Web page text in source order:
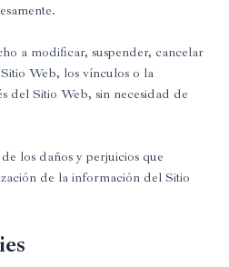
a modificar, suspender, cancelar
Web, los vínculos o la
del Sitio Web, sin necesidad de
los daños y perjuicios que
de la información del Sitio